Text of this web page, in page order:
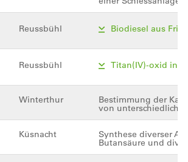
Reussbühl Biodiesel aus
Reussbühl Titan(IV)-oxid in
Winterthur Bestimmung der
von
Küsnacht Synthese diverser
Butansäure und